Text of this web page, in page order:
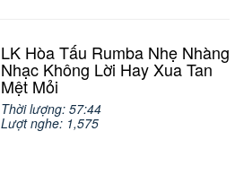
LK Hòa Tấu Rumba Nhẹ Nhàng
Nhạc Không Lời Hay Xua Tan
Mệt Mỏi
Thời lượng: 57:44
Lượt nghe: 1,575